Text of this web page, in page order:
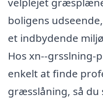
boligens
et indbydende
Hos xn--grsslning-
enkelt at finde
græsslåning, så